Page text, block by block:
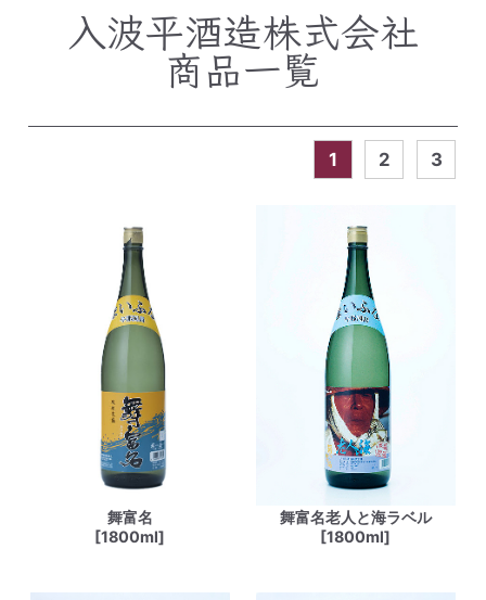
入波平酒造株式会社
商品一覧
1 2 3
舞富名
[1800ml]
舞富名老人と海ラベル
[1800ml]